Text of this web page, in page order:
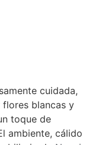
cuidada,
blancas y
toque de
ambiente, cálido